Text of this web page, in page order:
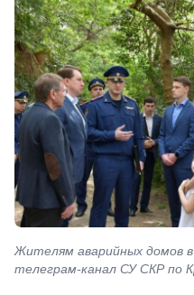
Жителям аварийных домов в
телеграм-канал СУ СКР по